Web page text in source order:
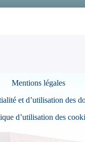
Mentions légales
et d’utilisation des
d’utilisation des